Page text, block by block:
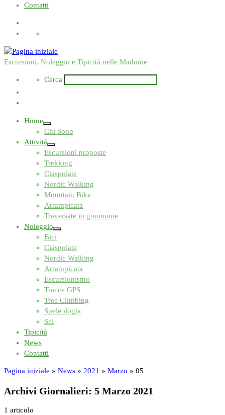
Contatti
Escursioni, Noleggio e Tipicità nelle Madonie
SearchCerca
Home
Chi Sono
Attività
Escursioni proposte
Trekking
Ciaspolate
Nordic Walking
Mountain Bike
Arrampicata
Traversate in gommone
Noleggio
Bici
Ciaspolate
Nordic Walking
Arrampicata
Escursionismo
Tracce GPS
Tree Climbing
Speleologia
Sci
Tipicità
News
Contatti
Pagina iniziale » News » 2021 » Marzo » 05
Archivi Giornalieri: 5 Marzo 2021
1 articolo